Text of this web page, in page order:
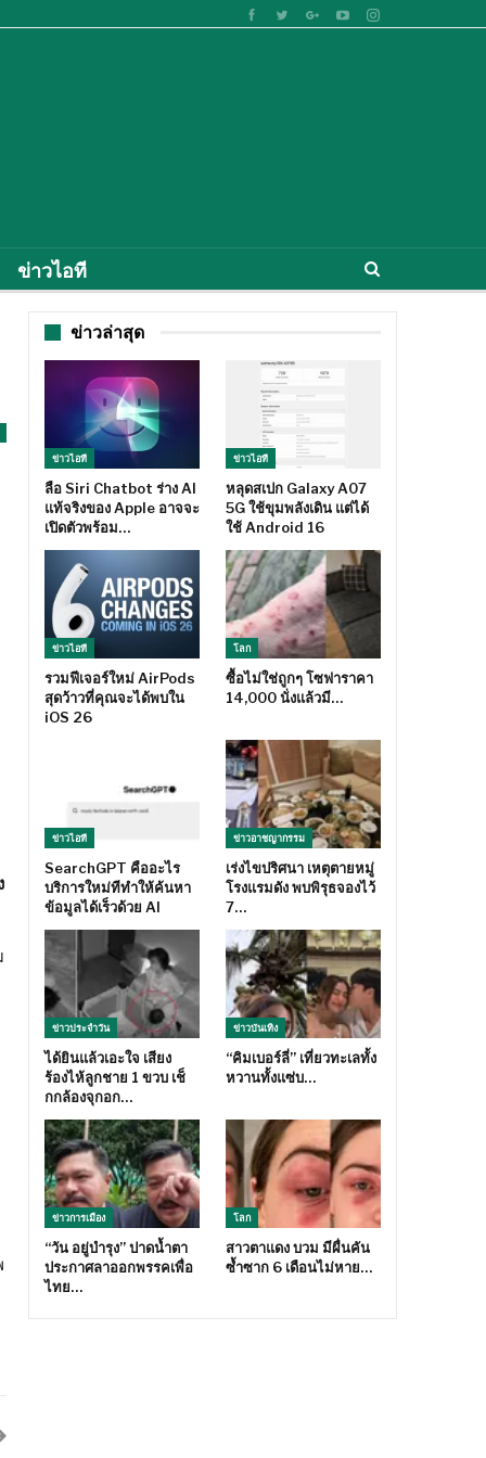
ข่าวไอที
ข่าวล่าสุด
ข่าวไอที
ลือ Siri Chatbot ร่าง AI
แท้จริงของ Apple อาจจะ
เปิดตัวพร้อม…
ข่าวไอที
หลุดสเปก Galaxy A07
5G ใช้ขุมพลังเดิน แต่ได้
ใช้ Android 16
ข่าวไอที
รวมฟีเจอร์ใหม่ AirPods
สุดว้าวที่คุณจะได้พบใน
iOS 26
โลก
ซื้อไม่ใช่ถูกๆ โซฟาราคา
14,000 นั่งแล้วมี…
ข่าวไอที
SearchGPT คืออะไร
บริการใหม่ทีทำให้ค้นหา
ข้อมูลได้เร็วด้วย AI
ข่าวอาชญากรรม
เร่งไขปริศนา เหตุตายหมู่
โรงแรมดัง พบพิรุธจองไว้
7…
ข่าวประจำวัน
ได้ยินแล้วเอะใจ เสียง
ร้องไห้ลูกชาย 1 ขวบ เช็
กกล้องจุกอก…
ข่าวบันเทิง
“คิมเบอร์ลี่” เที่ยวทะเลทั้ง
หวานทั้งแซ่บ…
ข่าวการเมือง
“วัน อยู่บำรุง” ปาดน้ำตา
ประกาศลาออกพรรคเพื่อ
ไทย…
โลก
สาวตาแดง บวม มีผื่นคัน
ซ้ำซาก 6 เดือนไม่หาย…